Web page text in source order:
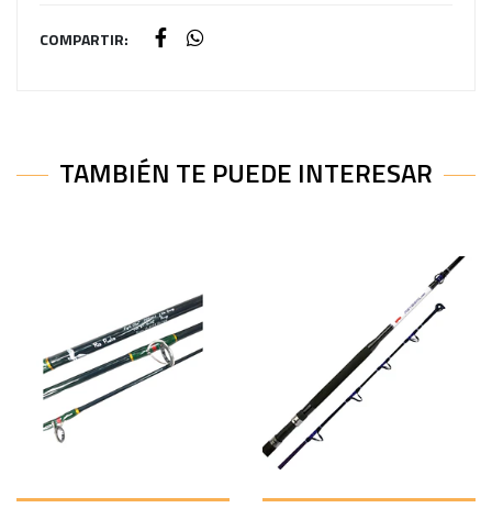
COMPARTIR:
TAMBIÉN TE PUEDE INTERESAR